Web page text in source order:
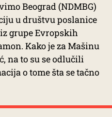
Beograd (NDMBG)
u društvu poslanice
grupe Evropskih
Kako je za Mašinu
na to su se odlučili
o tome šta se tačno